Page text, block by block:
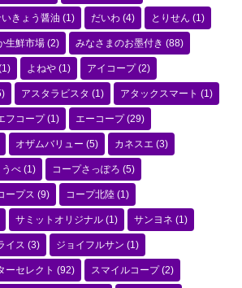
きょう醤油 (1) だいわ (4) とりせん (1)
生鮮市場 (2) みなさまのお墨付き (88)
よねや (1) アイコープ(2)
アスタラビスタ (1) アタックスマート (1)
フコープ(1) エーコープ(29)
オザムバリュー (5) カネスエ (3)
べ (1) コープさっぽろ (5)
ープス (9) コープ北陸 (1)
サミットオリジナル (1) サンヨネ (1)
イス (3) ジョイフルサン (1)
ーセレクト (92) スマイルコープ(2)